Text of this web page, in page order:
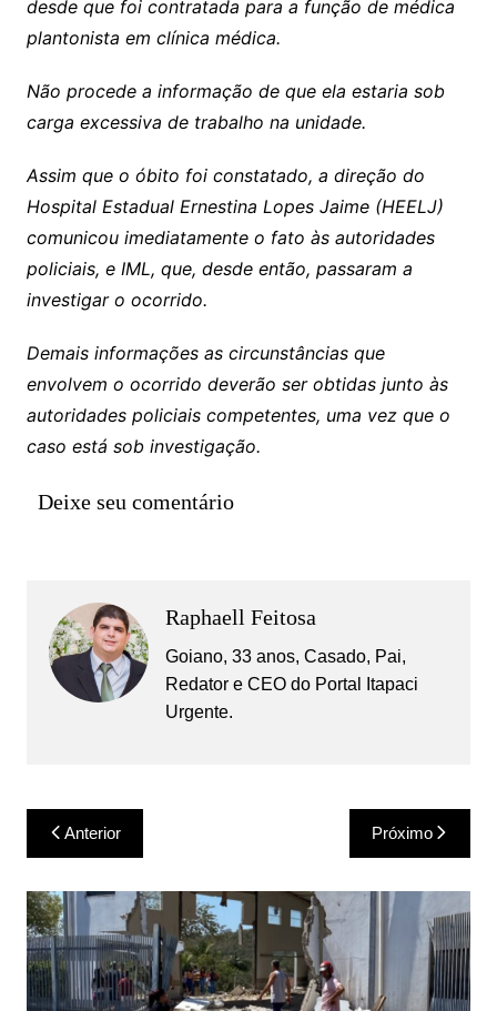
desde que foi contratada para a função de médica
plantonista em clínica médica.
Não procede a informação de que ela estaria sob
carga excessiva de trabalho na unidade.
Assim que o óbito foi constatado, a direção do
Hospital Estadual Ernestina Lopes Jaime (HEELJ)
comunicou imediatamente o fato às autoridades
policiais, e IML, que, desde então, passaram a
investigar o ocorrido.
Demais informações as circunstâncias que
envolvem o ocorrido deverão ser obtidas junto às
autoridades policiais competentes, uma vez que o
caso está sob investigação.
Deixe seu comentário
Raphaell Feitosa
Goiano, 33 anos, Casado, Pai,
Redator e CEO do Portal Itapaci
Urgente.
Navegação
de
Post
Anterior Próximo